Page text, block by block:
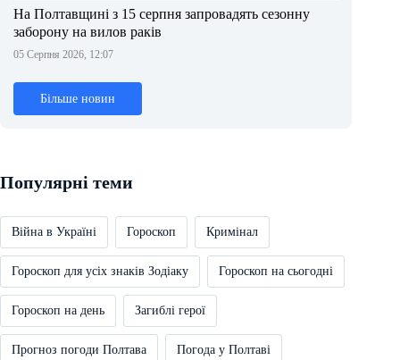
На Полтавщині з 15 серпня запровадять сезонну
заборону на вилов раків
05 Серпня 2026, 12:07
Більше новин
Популярні теми
Війна в Україні Гороскоп Кримінал
Гороскоп для усіх знаків Зодіаку Гороскоп на сьогодні
Гороскоп на день Загиблі герої
Прогноз погоди Полтава Погода у Полтаві